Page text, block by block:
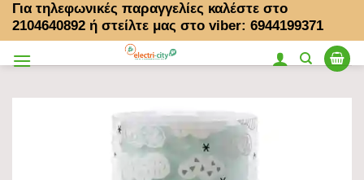
Μετάβαση
στο
Για τηλεφωνικές παραγγελίες καλέστε στο
2104640892 ή στείλτε μας στο viber: 6944199371